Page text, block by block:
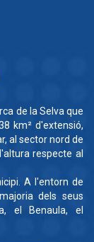
de la Selva que
km² d'extensió,
al sector nord de
respecte al
A l'entorn de
dels seus
el Benaula, el